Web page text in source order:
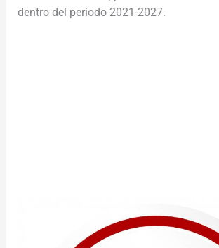
dentro del periodo 2021-2027.